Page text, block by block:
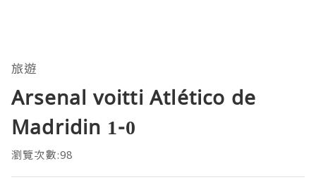
旅遊
Arsenal voitti Atlético de
Madridin 1-0
瀏覽次數:98